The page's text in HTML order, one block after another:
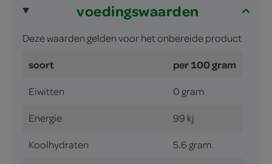
voedingswaarden
Deze waarden gelden voor het onbereide product
soort per 100 gram
Eiwitten 0 gram
Energie 99 kj
Koolhydraten 5.6 gram